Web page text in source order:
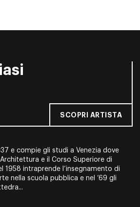
SCOPRI ARTISTA
e compie gli studi a Venezia dove
e il Corso Superiore di
1958 intraprende l’insegnamento di
nella scuola pubblica e nel ’69 gli